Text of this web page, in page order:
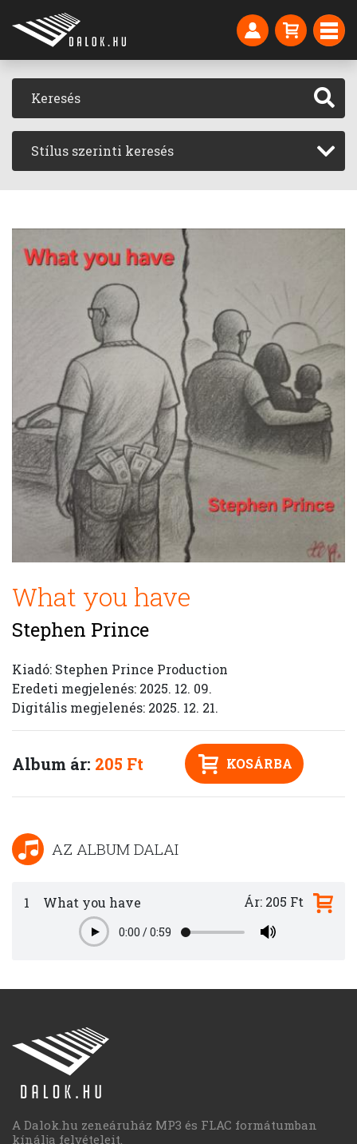
Stílus szerinti keresés
What you have
Stephen Prince
Kiadó: Stephen Prince Production
Eredeti megjelenés: 2025. 12. 09.
Digitális megjelenés: 2025. 12. 21.
Album ár: 205 Ft KOSÁRBA
AZ ALBUM DALAI
1 What you have
Play0:00 /0:59
Ár: 205 Ft
A Dalok.hu zeneáruház MP3 és FLAC formátumban
kínálja felvételeit.